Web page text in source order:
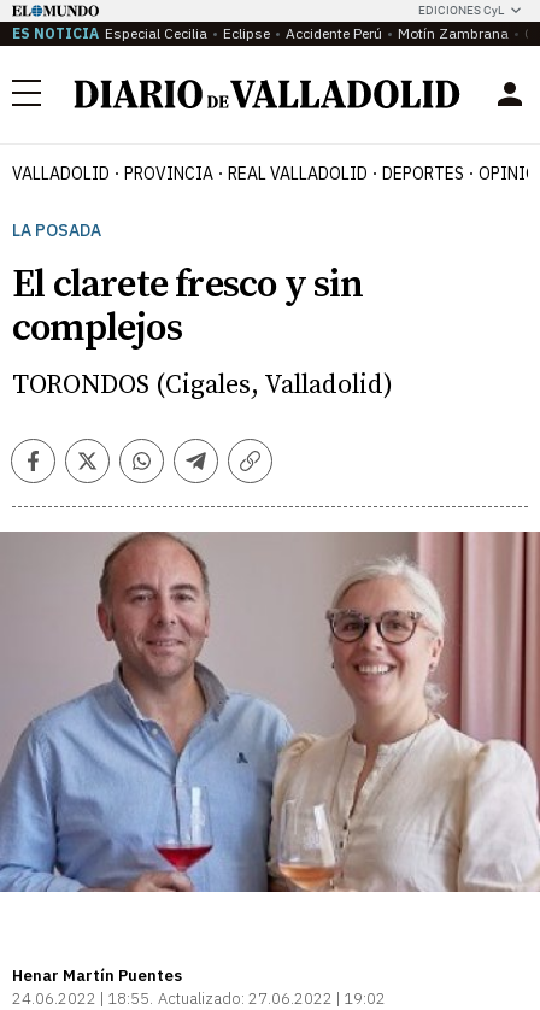
EDICIONES CyL
ES NOTICIA Especial Cecilia Eclipse Accidente Perú Motín Zambrana
Menú
VALLADOLID PROVINCIA REAL VALLADOLID DEPORTES
LA POSADA
El clarete fresco y sin
complejos
TORONDOS (Cigales, Valladolid)
FacebookTwitterWhatsappTelegramCopiar
Henar Martín Puentes
24.06.2022 | 18:55 Actualizado: 27.06.2022 | 19:02